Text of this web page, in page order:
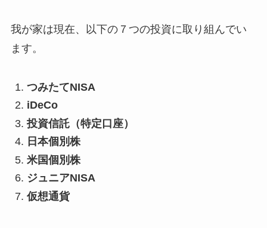
我が家は現在、以下の７つの投資に取り組んでい
ます。
つみたてNISA
iDeCo
投資信託（特定口座）
日本個別株
米国個別株
ジュニアNISA
仮想通貨